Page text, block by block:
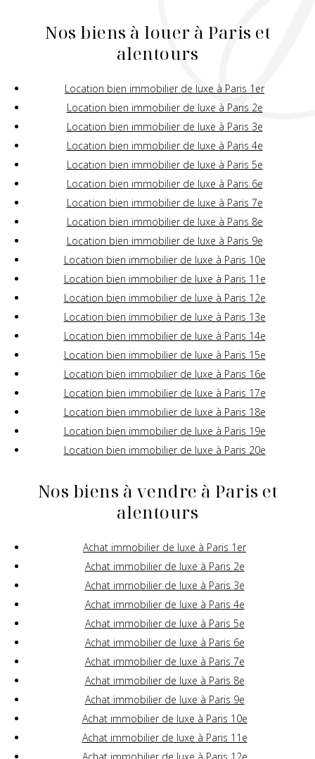
Nos biens à louer à Paris et
alentours
Location bien immobilier de luxe à Paris 1er
Location bien immobilier de luxe à Paris 2e
Location bien immobilier de luxe à Paris 3e
Location bien immobilier de luxe à Paris 4e
Location bien immobilier de luxe à Paris 5e
Location bien immobilier de luxe à Paris 6e
Location bien immobilier de luxe à Paris 7e
Location bien immobilier de luxe à Paris 8e
Location bien immobilier de luxe à Paris 9e
Location bien immobilier de luxe à Paris 10e
Location bien immobilier de luxe à Paris 11e
Location bien immobilier de luxe à Paris 12e
Location bien immobilier de luxe à Paris 13e
Location bien immobilier de luxe à Paris 14e
Location bien immobilier de luxe à Paris 15e
Location bien immobilier de luxe à Paris 16e
Location bien immobilier de luxe à Paris 17e
Location bien immobilier de luxe à Paris 18e
Location bien immobilier de luxe à Paris 19e
Location bien immobilier de luxe à Paris 20e
Nos biens à vendre à Paris et
alentours
Achat immobilier de luxe à Paris 1er
Achat immobilier de luxe à Paris 2e
Achat immobilier de luxe à Paris 3e
Achat immobilier de luxe à Paris 4e
Achat immobilier de luxe à Paris 5e
Achat immobilier de luxe à Paris 6e
Achat immobilier de luxe à Paris 7e
Achat immobilier de luxe à Paris 8e
Achat immobilier de luxe à Paris 9e
Achat immobilier de luxe à Paris 10e
Achat immobilier de luxe à Paris 11e
Achat immobilier de luxe à Paris 12e